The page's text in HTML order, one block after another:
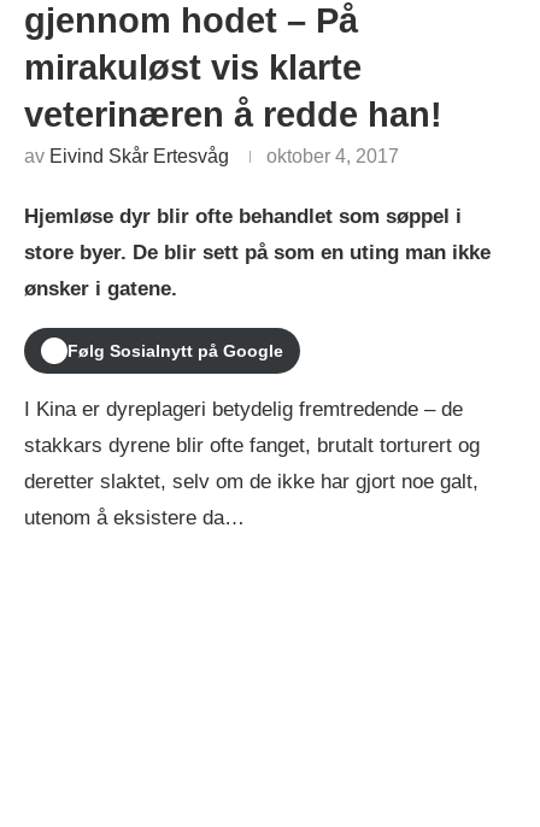
gjennom hodet – På
mirakuløst vis klarte
veterinæren å redde han!
av Eivind Skår Ertesvåg oktober 4, 2017
Hjemløse dyr blir ofte behandlet som søppel i
store byer. De blir sett på som en uting man ikke
ønsker i gatene.
Følg Sosialnytt på Google
I Kina er dyreplageri betydelig fremtredende – de
stakkars dyrene blir ofte fanget, brutalt torturert og
deretter slaktet, selv om de ikke har gjort noe galt,
utenom å eksistere da…